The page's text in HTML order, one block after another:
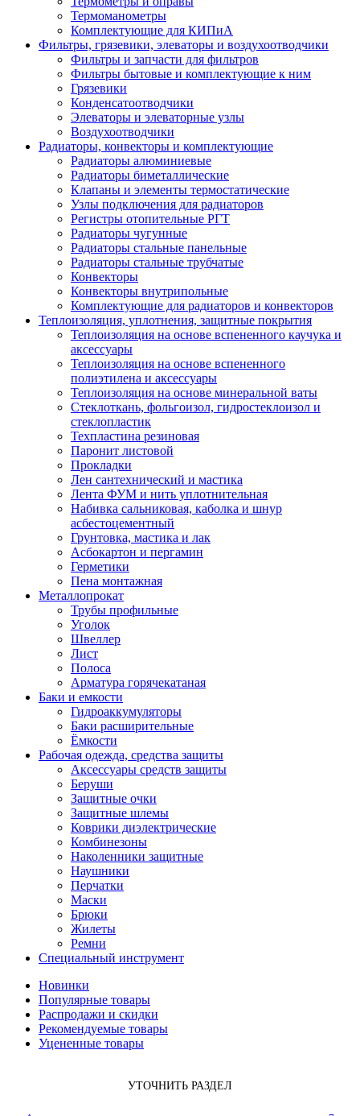
Термоманометры
Комплектующие для КИПиА
Фильтры, грязевики, элеваторы и воздухоотводчики
Фильтры и запчасти для фильтров
Фильтры бытовые и комплектующие к ним
Грязевики
Конденсатоотводчики
Элеваторы и элеваторные узлы
Воздухоотводчики
Радиаторы, конвекторы и комплектующие
Радиаторы алюминиевые
Радиаторы биметаллические
Клапаны и элементы термостатические
Узлы подключения для радиаторов
Регистры отопительные РГТ
Радиаторы чугунные
Радиаторы стальные панельные
Радиаторы стальные трубчатые
Конвекторы
Конвекторы внутрипольные
Комплектующие для радиаторов и конвекторов
Теплоизоляция, уплотнения, защитные покрытия
Теплоизоляция на основе вспененного каучука и
аксессуары
Теплоизоляция на основе вспененного
полиэтилена и аксессуары
Теплоизоляция на основе минеральной ваты
Стеклоткань, фольгоизол, гидростеклоизол и
стеклопластик
Техпластина резиновая
Паронит листовой
Прокладки
Лен сантехнический и мастика
Лента ФУМ и нить уплотнительная
Набивка сальниковая, каболка и шнур
асбестоцементный
Грунтовка, мастика и лак
Асбокартон и пергамин
Герметики
Пена монтажная
Металлопрокат
Трубы профильные
Уголок
Швеллер
Лист
Полоса
Арматура горячекатаная
Баки и емкости
Гидроаккумуляторы
Баки расширительные
Ёмкости
Рабочая одежда, средства защиты
Аксессуары средств защиты
Беруши
Защитные очки
Защитные шлемы
Коврики диэлектрические
Комбинезоны
Наколенники защитные
Наушники
Перчатки
Маски
Брюки
Жилеты
Ремни
Специальный инструмент
Новинки
Популярные товары
Распродажи и скидки
Рекомендуемые товары
Уцененные товары
УТОЧНИТЬ РАЗДЕЛ